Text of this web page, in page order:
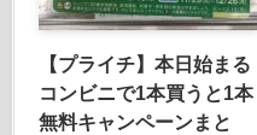
【プライチ】本日始まる
コンビニで1本買うと1本
無料キャンペーンまと